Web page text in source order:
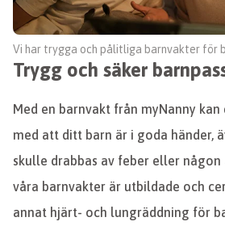
Vi har trygga och pålitliga barnvakter för
Trygg och säker
Med en barnvakt från myNanny
med att ditt barn är i goda händer,
skulle drabbas av feber eller någon
våra barnvakter är utbildade och
annat hjärt- och lungräddning för